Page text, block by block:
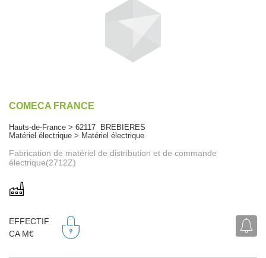
COMECA FRANCE
Hauts-de-France > 62117 BREBIERES
Matériel électrique > Matériel électrique
Fabrication de matériel de distribution et de commande
électrique(2712Z)
EFFECTIF
CA M€